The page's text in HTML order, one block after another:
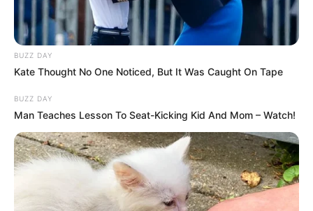
BUZZ DAY
Kate Thought No One Noticed, But It Was Caught On Tape
BUZZ DAY
Man Teaches Lesson To Seat-Kicking Kid And Mom – Watch!